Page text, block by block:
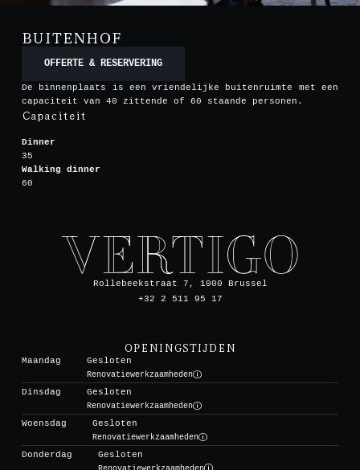
BUITENHOF
OFFERTE & RESERVERING
De binnenplaats is een vriendelijke buitenruimte met een
capaciteit van 40 zittende of 60 staande personen.
Capaciteit
Dinner
35
Walking dinner
60
Rollebeekstraat 7, 1000 Brussel
+32 2 511 95 17
OPENINGSTIJDEN
Maandag
Gesloten
Renovatiewerkzaamheden
Dinsdag
Gesloten
Renovatiewerkzaamheden
Woensdag
Gesloten
Renovatiewerkzaamheden
Donderdag
Gesloten
Renovatiewerkzaamheden